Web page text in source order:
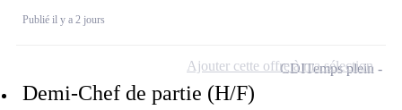
Publié il y a 2 jours
Demi-Chef de partie (H/F)
CDITemps plein
Ajouter cette offre à ma sélection